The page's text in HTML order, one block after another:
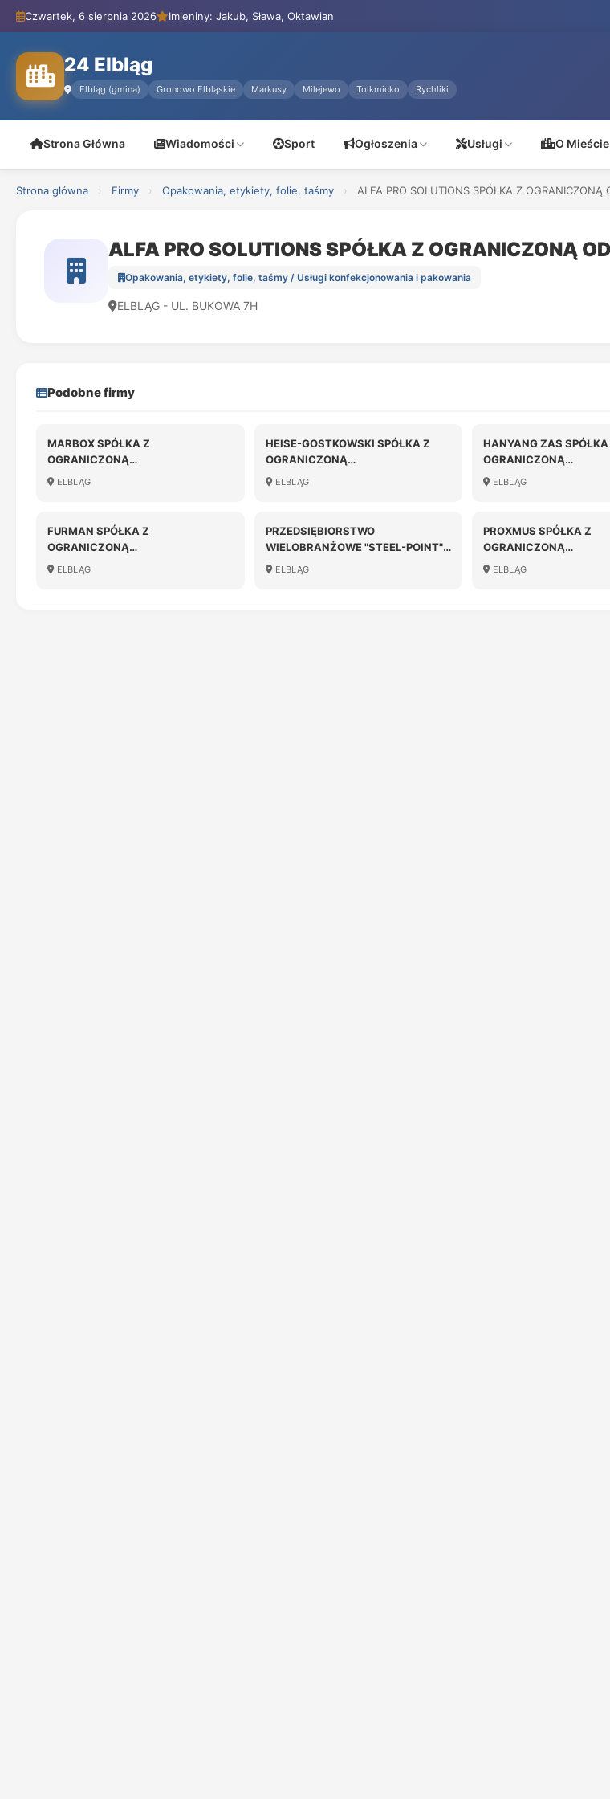
Czwartek, 6 sierpnia 2026 Imieniny: Jakub, Sława, Oktawian
24 Elbląg
Elbląg (gmina) Gronowo Elbląskie Markusy Milejewo Tolkmicko Rychliki
Strona Główna Wiadomości Sport Ogłoszenia Usługi O Mieście
Strona główna › Firmy › Opakowania, etykiety, folie, taśmy › ALFA PRO SOLUTIONS SPÓŁKA Z OGRANICZONĄ
ALFA PRO SOLUTIONS SPÓŁKA Z OGRANICZONĄ
Opakowania, etykiety, folie, taśmy / Usługi konfekcjonowania i pakowania
ELBLĄG - UL. BUKOWA 7H
Podobne firmy
MARBOX SPÓŁKA Z
OGRANICZONĄ
ODPOWIEDZIALNOŚCIĄ
ELBLĄG
HEISE-GOSTKOWSKI SPÓŁKA Z
OGRANICZONĄ
ODPOWIEDZIALNOŚCIĄ
ELBLĄG
HANYANG ZAS SPÓŁKA
OGRANICZONĄ
ODPOWIEDZIALNOŚCIĄ
ELBLĄG
FURMAN SPÓŁKA Z
OGRANICZONĄ
ODPOWIEDZIALNOŚCIĄ
ELBLĄG
PRZEDSIĘBIORSTWO
WIELOBRANŻOWE "STEEL-POINT"
SPÓŁKA Z OGRANICZONĄ
ODPOWIEDZIALNOŚCIĄ
ELBLĄG
PROXMUS SPÓŁKA Z
OGRANICZONĄ
ODPOWIEDZIALNOŚCIĄ
KOMANDYTOWA
ELBLĄG